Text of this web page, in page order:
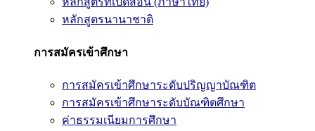
หลักสูตรนานาชาติ
การสมัครเข้าศึกษา
การสมัครเข้าศึกษาระดับปริญญาบัณฑิต
การสมัครเข้าศึกษาระดับบัณฑิตศึกษา
ค่าธรรมเนียมการศึกษา